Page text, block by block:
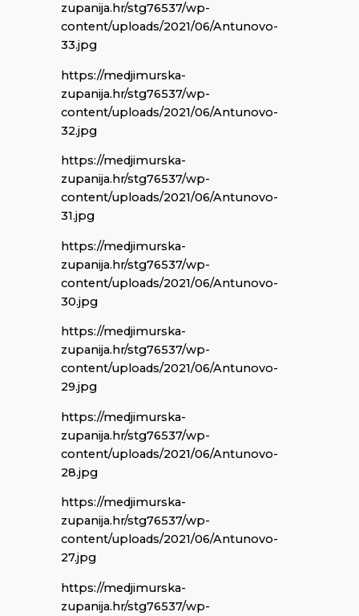
zupanija.hr/stg76537/wp-
content/uploads/2021/06/Antunovo-
33.jpg
https://medjimurska-
zupanija.hr/stg76537/wp-
content/uploads/2021/06/Antunovo-
32.jpg
https://medjimurska-
zupanija.hr/stg76537/wp-
content/uploads/2021/06/Antunovo-
31.jpg
https://medjimurska-
zupanija.hr/stg76537/wp-
content/uploads/2021/06/Antunovo-
30.jpg
https://medjimurska-
zupanija.hr/stg76537/wp-
content/uploads/2021/06/Antunovo-
29.jpg
https://medjimurska-
zupanija.hr/stg76537/wp-
content/uploads/2021/06/Antunovo-
28.jpg
https://medjimurska-
zupanija.hr/stg76537/wp-
content/uploads/2021/06/Antunovo-
27.jpg
https://medjimurska-
zupanija.hr/stg76537/wp-